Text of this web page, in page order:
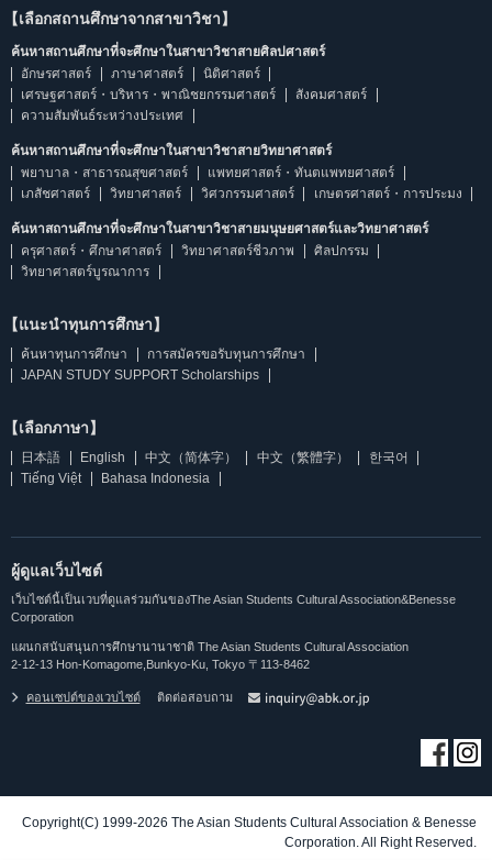
【เลือกสถานศึกษาจากสาขาวิชา】
ค้นหาสถานศึกษาที่จะศึกษาในสาขาวิชาสายศิลปศาสตร์
อักษรศาสตร์
ภาษาศาสตร์
นิติศาสตร์
เศรษฐศาสตร์・บริหาร・พาณิชยกรรมศาสตร์
สังคมศาสตร์
ความสัมพันธ์ระหว่างประเทศ
ค้นหาสถานศึกษาที่จะศึกษาในสาขาวิชาสายวิทยาศาสตร์
พยาบาล・สาธารณสุขศาสตร์
แพทยศาสตร์・ทันตแพทยศาสตร์
เภสัชศาสตร์
วิทยาศาสตร์ วิศวกรรมศาสตร์ เกษตรศาสตร์・การประมง
ค้นหาสถานศึกษาที่จะศึกษาในสาขาวิชาสายมนุษยศาสตร์และวิทยาศาสตร์
ครุศาสตร์・ศึกษาศาสตร์
วิทยาศาสตร์ชีวภาพ
ศิลปกรรม
วิทยาศาสตร์บูรณาการ
【แนะนำทุนการศึกษา】
ค้นหาทุนการศึกษา
การสมัครขอรับทุนการศึกษา
JAPAN STUDY SUPPORT Scholarships
【เลือกภาษา】
日本語 English 中文（简体字） 中文（繁體字）
한국어
Tiếng Việt
Bahasa Indonesia
ผู้ดูแลเว็บไซต์
เว็บไซต์นี้เป็นเวบที่ดูแลร่วมกันของThe Asian Students Cultural Association&Benesse
Corporation
แผนกสนับสนุนการศึกษานานาชาติ The Asian Students Cultural Association
2-12-13 Hon-Komagome,Bunkyo-Ku, Tokyo 〒113-8462
คอนเซปต์ของเวบไซต์ ติดต่อสอบถาม
Copyright(C) 1999-2026 The Asian Students Cultural Association & Benesse
Corporation. All Right Reserved.